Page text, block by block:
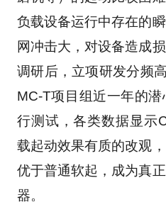
负载设备运行中存在的
网冲击大，对设备造成
调研后，立项研发分频
MC-T项目组近一年的
行测试，各类数据显示
载起动效果有质的改观
优于普通软起，成为真
器。